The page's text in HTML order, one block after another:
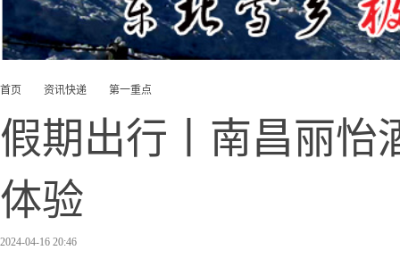
首页 资讯快递 第一重点
假期出行丨南昌丽怡
体验
2024-04-16 20:46